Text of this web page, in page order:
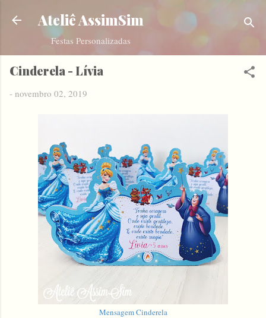
Pular para o conteúdo principal
Ateliê AssimSim
Festas Personalizadas
Cinderela - Lívia
- novembro 02, 2019
Mensagem Cinderela